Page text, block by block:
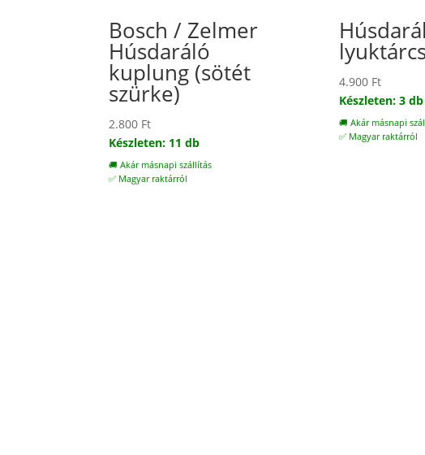
Bosch / Zelmer
Húsdaráló
kuplung (sötét
szürke)
2.800 Ft
Készleten: 11 db
🚚 Akár másnapi szállítás
✅ Magyar raktárról
4.900 Ft
Készleten: 3 db
🚚 Akár másnapi
✅ Magyar raktárról